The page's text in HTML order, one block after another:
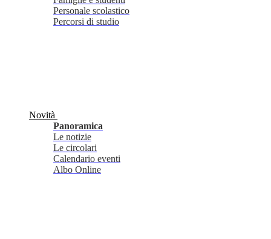
Personale scolastico
Percorsi di studio
Novità
Panoramica
Le notizie
Le circolari
Calendario eventi
Albo Online